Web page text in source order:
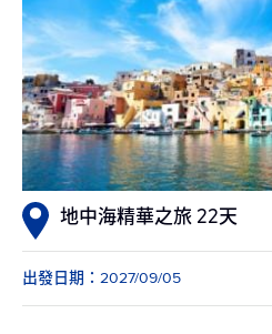
地中海精華之旅 22天
出發日期：2027/09/05